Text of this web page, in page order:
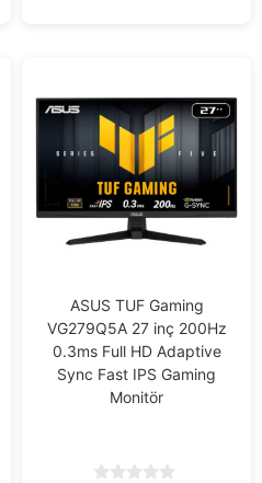
ASUS TUF Gaming
VG279Q5A 27 inç 200Hz
0.3ms Full HD Adaptive
Sync Fast IPS Gaming
Monitör